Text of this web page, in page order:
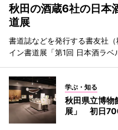
秋田の酒蔵6社の日本
道展
書道誌などを発行する書友社
イン書道展「第1回 日本酒ラベ
学ぶ・知る
秋田県立博物
展」 初日